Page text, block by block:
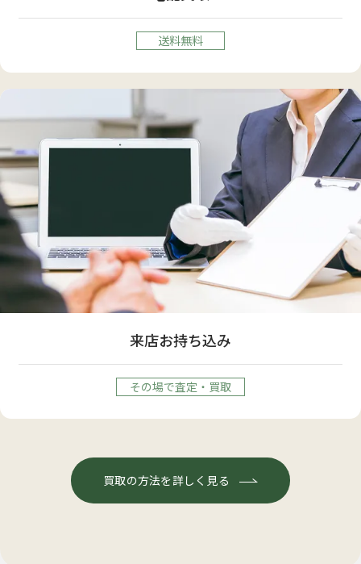
送料無料
来店お持ち込み
その場で査定・買取
買取の方法を詳しく見る